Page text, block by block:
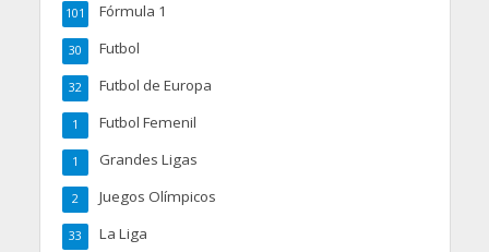
Fórmula 1
101
Futbol
30
Futbol de Europa
32
Futbol Femenil
1
Grandes Ligas
1
Juegos Olímpicos
2
La Liga
33